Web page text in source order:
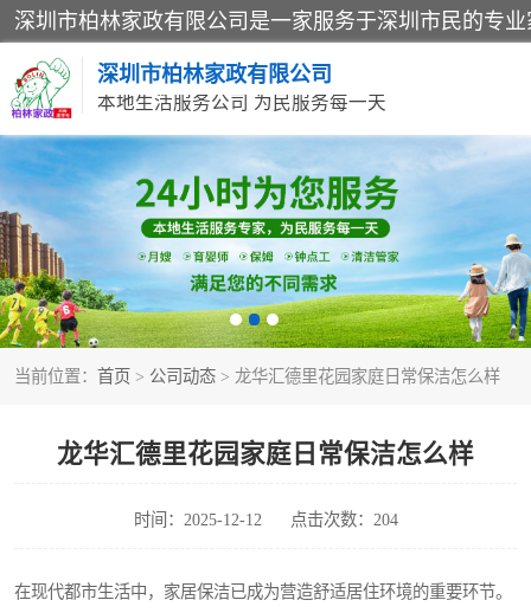
深圳市柏林家政有限公司
本地生活服务公司 为民服务每一天
当前位置： 首页 > 公司动态 > 龙华汇德里花园家庭日常保洁怎么样
龙华汇德里花园家庭日常保洁怎么样
时间：2025-12-12 点击次数：204
在现代都市生活中，家居保洁已成为营造舒适居住环境的重要环节。
家居保洁
家庭保姆